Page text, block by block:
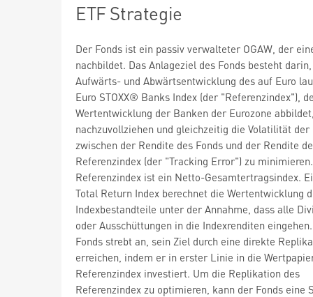
ETF Strategie
Der Fonds ist ein passiv verwalteter OGAW, der
nachbildet. Das Anlageziel des Fonds besteht
Aufwärts- und Abwärtsentwicklung des auf Euro
Euro STOXX® Banks Index (der "Referenzindex"),
Wertentwicklung der Banken der Eurozone
nachzuvollziehen und gleichzeitig die Volatilität
zwischen der Rendite des Fonds und der Rendite
Referenzindex (der "Tracking Error") zu
Referenzindex ist ein Netto-Gesamtertragsindex.
Total Return Index berechnet die Wertentwicklung
Indexbestandteile unter der Annahme, dass alle
oder Ausschüttungen in die Indexrenditen
Fonds strebt an, sein Ziel durch eine direkte
erreichen, indem er in erster Linie in die
Referenzindex investiert. Um die Replikation des
Referenzindex zu optimieren, kann der Fonds eine